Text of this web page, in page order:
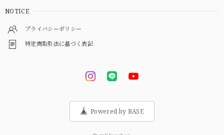
NOTICE
プライバシーポリシー
特定商取引法に基づく表記
Powered by BASE